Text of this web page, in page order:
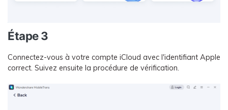
Étape 3
Connectez-vous à votre compte iCloud avec l'identifiant Apple
correct. Suivez ensuite la procédure de vérification.